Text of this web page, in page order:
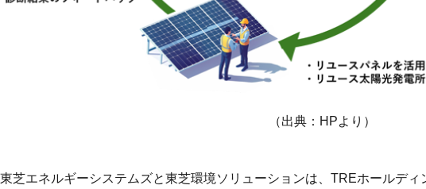
（出典：HPより）
東芝エネルギーシステムズと東芝環境ソリューションは、TREホールデ